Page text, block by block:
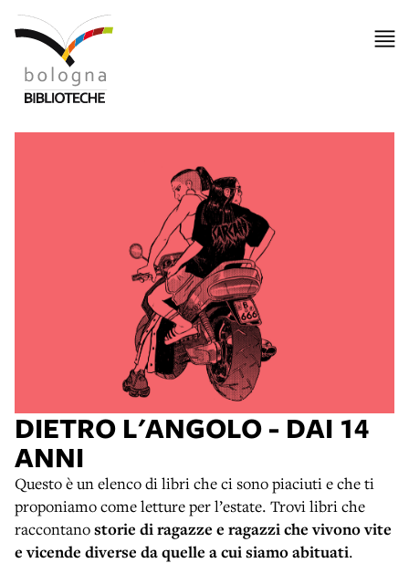
DIETRO L'ANGOLO - DAI 14
ANNI
Questo è un elenco di libri che ci sono piaciuti e che ti
proponiamo come letture per l’estate. Trovi libri che
raccontanostorie di ragazze e ragazzi che vivono vite
e vicende diverse da quelle a cui siamo abituati.